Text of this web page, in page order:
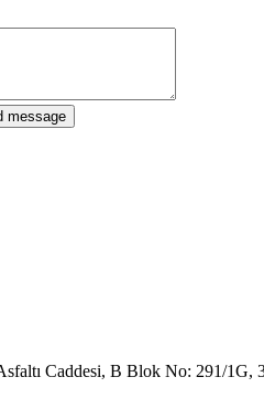
message
Caddesi, B Blok No: 291/1G,